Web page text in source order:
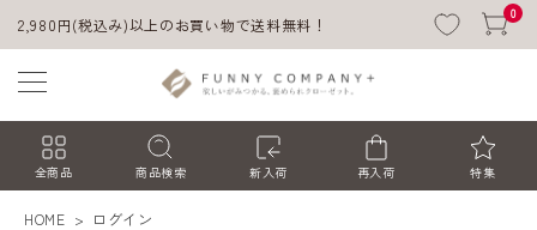
2,980円(税込み)以上のお買い物で送料無料！
0
全商品 商品検索 新入荷 再入荷 特集
HOME ログイン